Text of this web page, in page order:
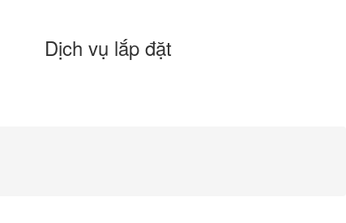
Dịch vụ lắp đặt